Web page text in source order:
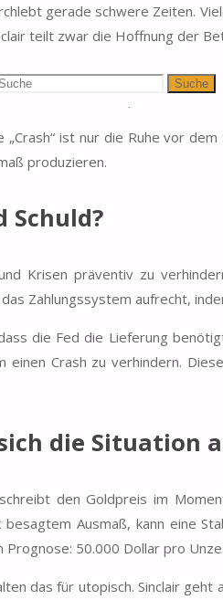
Suche
gerade schwere Zeiten.
teilt zwar die Hoffnung der
aus Amerika. Er vertritt
bekommen viel Zuspruch im
„Crash“ ist nur die Ruhe vor
produzieren.
Schuld?
Krisen präventiv zu
Zahlungssystem aufrecht,
die Fed die Lieferung
einen Crash zu verhindern.
die Situation
den Goldpreis im
Ausmaß, kann eine
50.000 Dollar pro Unze.
das für utopisch. Sinclair